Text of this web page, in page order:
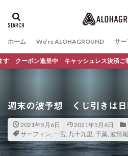
ホーム We’re ALOHAGROUND サー
ッシュレス決済ご利用可能です
週末の波予想 くじ引きは日
2021年5月6日 2021年5月6日
サーフィン, 一宮, 九十九里, 千葉, 波情報